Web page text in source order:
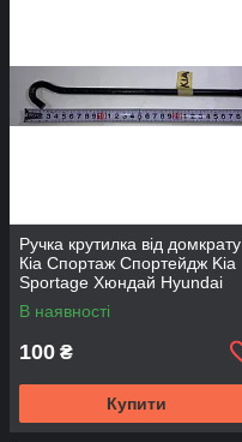
Ручка крутилка від домкрату
Кіа Спортаж Спортейдж Kia
Sportage Хюндай Hyundai
В наявності
100 ₴
Купити